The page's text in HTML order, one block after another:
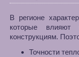
В регионе
которые
конструкциям.
Точности